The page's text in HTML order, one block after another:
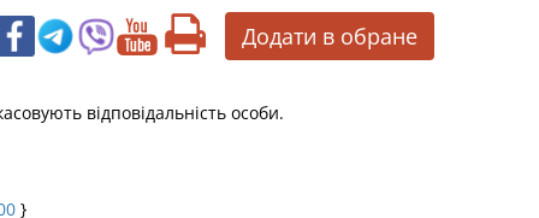
Додати в обране
відповідальність особи.
}